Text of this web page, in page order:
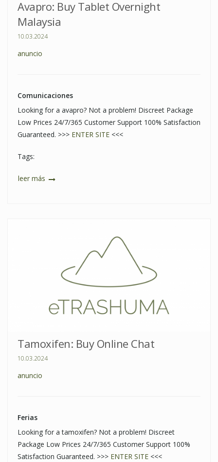
Avapro: Buy Tablet Overnight
Malaysia
10.03.2024
anuncio
Comunicaciones
Looking for a avapro? Not a problem! Discreet Package
Low Prices 24/7/365 Customer Support 100% Satisfaction
Guaranteed. >>> ENTER SITE <<<
Tags:
leer más
Tamoxifen: Buy Online Chat
10.03.2024
anuncio
Ferias
Looking for a tamoxifen? Not a problem! Discreet
Package Low Prices 24/7/365 Customer Support 100%
Satisfaction Guaranteed. >>> ENTER SITE <<<